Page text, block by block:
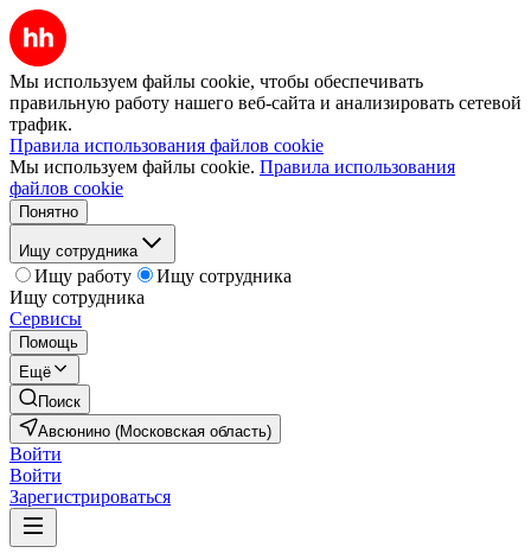
Мы используем файлы cookie, чтобы обеспечивать
правильную работу нашего веб-сайта и анализировать сетевой
трафик.
Правила использования файлов cookie
Мы используем файлы cookie. Правила использования
файлов cookie
Понятно
Ищу сотрудника
Ищу работу
Ищу сотрудника
Ищу сотрудника
Сервисы
Помощь
Ещё
Поиск
Авсюнино (Московская область)
Войти
Войти
Зарегистрироваться